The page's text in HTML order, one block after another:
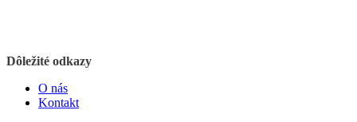
Dôležité odkazy
O nás
Kontakt